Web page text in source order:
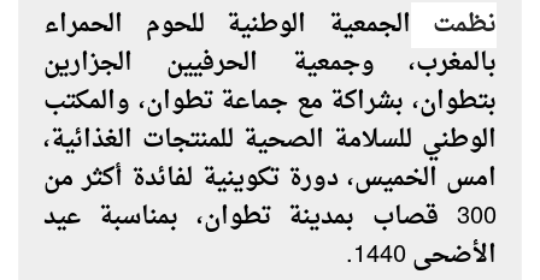
نظمت الجمعية الوطنية للحوم الحمراء
بالمغرب، وجمعية الحرفيين الجزارين
بتطوان، بشراكة مع جماعة تطوان، والمكتب
الوطني للسلامة الصحية للمنتجات الغذائية،
امس الخميس، دورة تكوينية لفائدة أكثر من
300 قصاب بمدينة تطوان، بمناسبة عيد
الأضحى 1440.